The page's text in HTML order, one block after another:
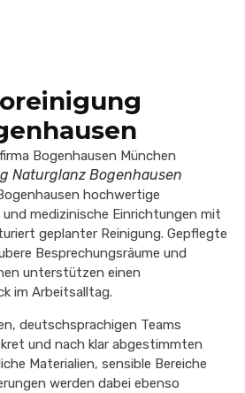
Naturglanz Bogenhausen
hochwertige
und medizinische Einrichtungen mit
geplanter Reinigung. Gepflegte
Besprechungsräume und
unterstützen einen
im Arbeitsalltag.
deutschsprachigen Teams
und nach klar abgestimmten
Materialien, sensible Bereiche
werden dabei ebenso